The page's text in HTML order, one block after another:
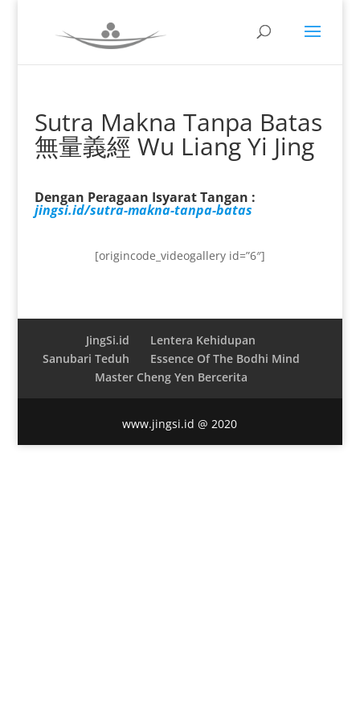
Sutra Makna Tanpa Batas
無量義經 Wu Liang Yi Jing
Dengan Peragaan Isyarat Tangan :
jingsi.id/sutra-makna-tanpa-batas
[origincode_videogallery id=”6″]
JingSi.id
Lentera Kehidupan
Sanubari Teduh
Essence Of The Bodhi Mind
Master Cheng Yen Bercerita
www.jingsi.id @ 2020